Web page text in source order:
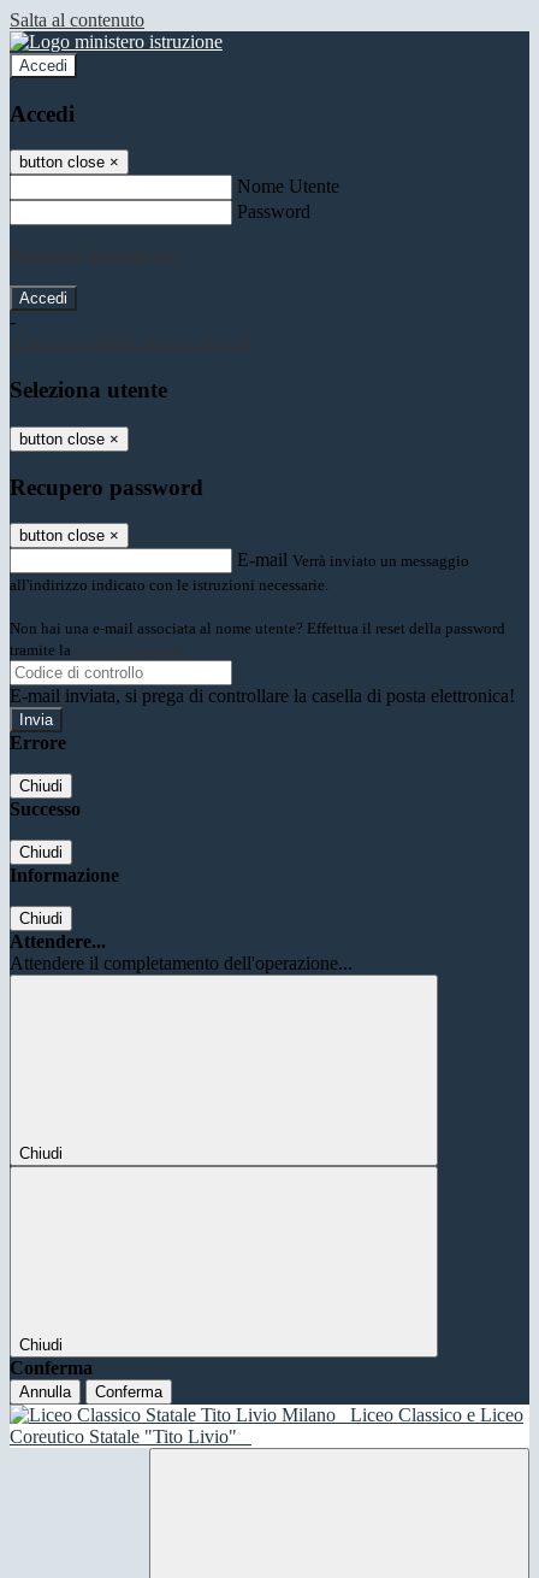
Salta al contenuto
Accedi
Accedi
button close ×
Nome Utente
Password
-
Seleziona utente
button close ×
Recupero password
button close ×
E-mail Verrà inviato un messaggio
all'indirizzo indicato con le istruzioni necessarie.
Non hai una e-mail associata al nome utente? Effettua il reset della password
tramite la
E-mail inviata, si prega di controllare la casella di posta elettronica!
Errore
Chiudi
Successo
Chiudi
Informazione
Chiudi
Attendere...
Attendere il completamento dell'operazione...
Chiudi
Chiudi
Conferma
Annulla Conferma
Liceo Classico e Liceo
Coreutico Statale "Tito Livio"